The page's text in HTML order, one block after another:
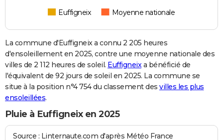
Euffigneix Moyenne nationale
La commune d'Euffigneix a connu 2 205 heures
d'ensoleillement en 2025, contre une moyenne nationale des
villes de 2 112 heures de soleil. Euffigneixa bénéficié de
l'équivalent de 92 jours de soleil en 2025. La commune se
situe à la position n°4 754 du classement des villes les plus
ensoleillées.
Pluie à Euffigneix en 2025
Source : Linternaute.com d'après Météo France